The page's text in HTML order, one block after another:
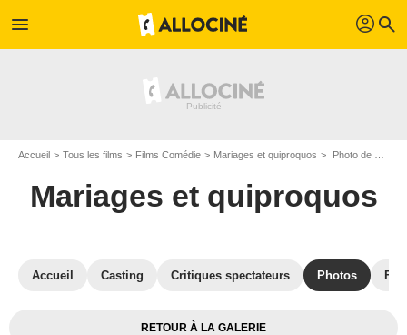
menu profil search
Accueil Tous les films Films Comédie Mariages et quiproquos Photo de Mariages et quiproquos - Photo 1
Mariages et quiproquos
Accueil Casting Critiques spectateurs Photos
RETOUR À LA GALERIE